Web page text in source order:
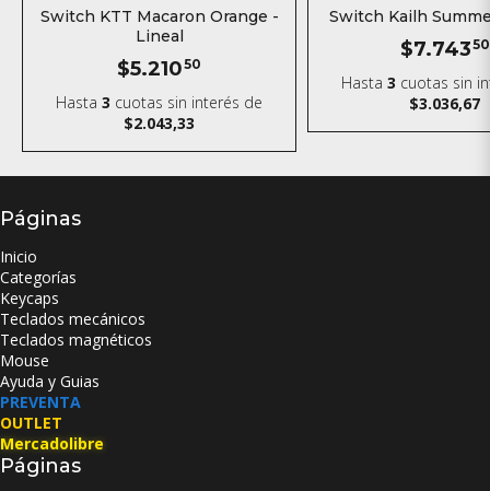
Switch KTT Macaron Orange -
Lineal
$5.21050
Hasta3 cuotas sin interés de
$2.043,33
Switch Kailh
$7.74350
Hasta3 cuotas sin
$3.036,67
Páginas
Inicio
Categorías
Keycaps
Teclados mecánicos
Teclados magnéticos
Mouse
Ayuda y Guias
PREVENTA
OUTLET
Mercadolibre
Páginas